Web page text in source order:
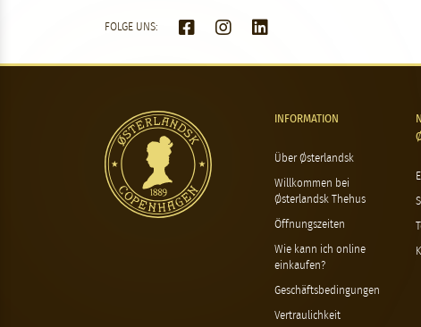
FOLGE UNS:
INFORMATION
Über Østerlandsk
Willkommen bei
Østerlandsk Thehus
Öffnungszeiten
Wie kann ich online
einkaufen?
Geschäftsbedingungen
Vertraulichkeit